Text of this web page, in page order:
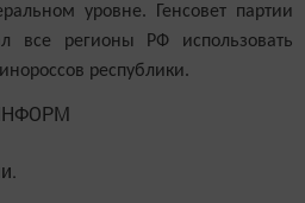
уровне. Генсовет партии
все регионы РФ использовать
республики.